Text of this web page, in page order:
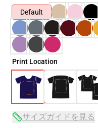
Default
Print Location
サイズガイドを見る